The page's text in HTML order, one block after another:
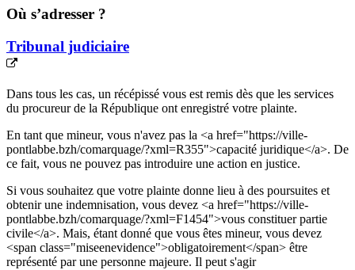
Où s’adresser ?
Tribunal judiciaire
Dans tous les cas, un récépissé vous est remis dès que les services
du procureur de la République ont enregistré votre plainte.
En tant que mineur, vous n'avez pas la <a href="https://ville-
pontlabbe.bzh/comarquage/?xml=R355">capacité juridique</a>. De
ce fait, vous ne pouvez pas introduire une action en justice.
Si vous souhaitez que votre plainte donne lieu à des poursuites et
obtenir une indemnisation, vous devez <a href="https://ville-
pontlabbe.bzh/comarquage/?xml=F1454">vous constituer partie
civile</a>. Mais, étant donné que vous êtes mineur, vous devez
<span class="miseenevidence">obligatoirement</span> être
représenté par une personne majeure. Il peut s'agir